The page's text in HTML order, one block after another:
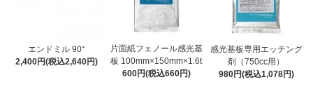
エンドミル 90°
2,400円(税込2,640円)
片面紙フェノール感光基
板 100mm×150mm×1.6t
600円(税込660円)
感光基板専用エッチング
剤（750cc用）
980円(税込1,078円)